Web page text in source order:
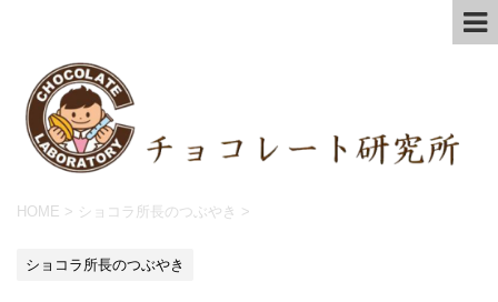
HOME > ショコラ所長のつぶやき >
ショコラ所長のつぶやき